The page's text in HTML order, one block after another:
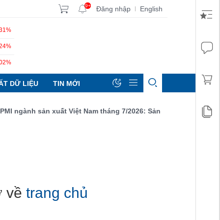
9+ Đăng nhập | English
DỮ LIỆU TIN MỚI
ngành sản xuất Việt Nam tháng 7/2026: Sản lượng, số lượng
về trang chủ